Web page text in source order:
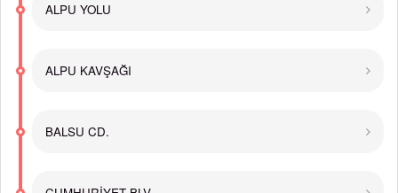
ALPU YOLU
ALPU KAVŞAĞI
BALSU CD.